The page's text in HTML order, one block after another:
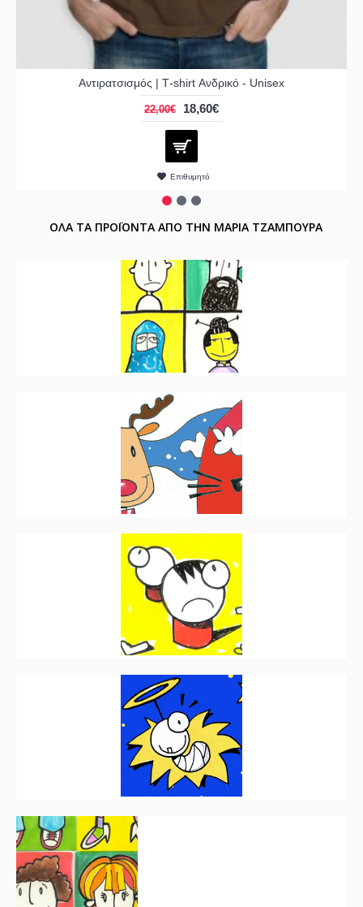
Αντιρατσισμός | Τ-shirt Ανδρικό - Unisex
22,00€ 18,60€
Επιθυμητό
ΟΛΑ ΤΑ ΠΡΟΪΟΝΤΑ ΑΠΟ ΤΗΝ ΜΑΡΙΑ ΤΖΑΜΠΟΥΡΑ